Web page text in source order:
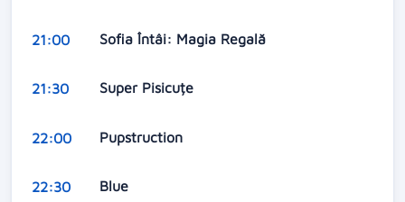
21:00 Sofia Întâi: Magia Regală
21:30 Super Pisicuțe
22:00 Pupstruction
22:30 Blue